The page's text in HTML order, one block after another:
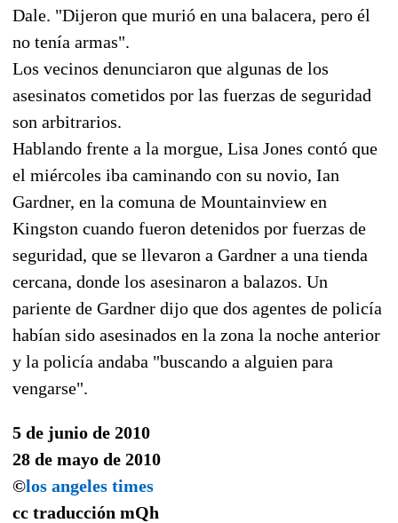
Dale. "Dijeron que murió en una balacera, pero él
no tenía armas".
Los vecinos denunciaron que algunas de los
asesinatos cometidos por las fuerzas de seguridad
son arbitrarios.
Hablando frente a la morgue, Lisa Jones contó que
el miércoles iba caminando con su novio, Ian
Gardner, en la comuna de Mountainview en
Kingston cuando fueron detenidos por fuerzas de
seguridad, que se llevaron a Gardner a una tienda
cercana, donde los asesinaron a balazos. Un
pariente de Gardner dijo que dos agentes de policía
habían sido asesinados en la zona la noche anterior
y la policía andaba "buscando a alguien para
vengarse".
5 de junio de 2010
28 de mayo de 2010
©los angeles times
cc traducción mQh